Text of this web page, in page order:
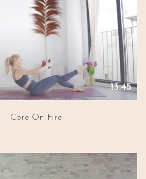
13:45
Core On Fire